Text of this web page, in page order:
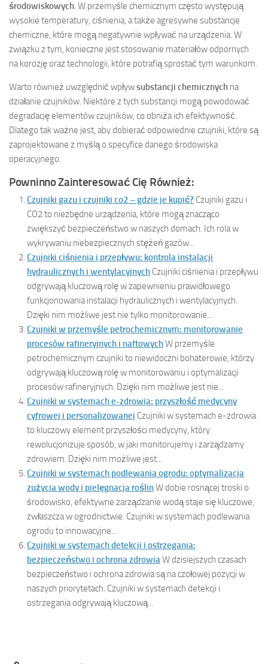
środowiskowych. W przemyśle chemicznym często występują
wysokie temperatury, ciśnienia, a także agresywne substancje
chemiczne, które mogą negatywnie wpływać na urządzenia. W
związku z tym, konieczne jest stosowanie materiałów odpornych
na korozję oraz technologii, które potrafią sprostać tym warunkom.
Warto również uwzględnić wpływsubstancji chemicznych na
działanie czujników. Niektóre z tych substancji mogą powodować
degradację elementów czujników, co obniża ich efektywność.
Dlatego tak ważne jest, aby dobierać odpowiednie czujniki, które są
zaprojektowane z myślą o specyfice danego środowiska
operacyjnego.
Powninno Zainteresować Cię Również:
Czujniki gazu i czujniki co2 – gdzie je kupić? Czujniki gazu i
CO2 to niezbędne urządzenia, które mogą znacząco
zwiększyć bezpieczeństwo w naszych domach. Ich rola w
wykrywaniu niebezpiecznych stężeń gazów...
Czujniki ciśnienia i przepływu: kontrola instalacji
hydraulicznych i wentylacyjnych Czujniki ciśnienia i przepływu
odgrywają kluczową rolę w zapewnieniu prawidłowego
funkcjonowania instalacji hydraulicznych i wentylacyjnych.
Dzięki nim możliwe jest nie tylko monitorowanie...
Czujniki w przemyśle petrochemicznym: monitorowanie
procesów rafineryjnych i naftowychW przemyśle
petrochemicznym czujniki to niewidoczni bohaterowie, którzy
odgrywają kluczową rolę w monitorowaniu i optymalizacji
procesów rafineryjnych. Dzięki nim możliwe jest nie...
Czujniki w systemach e-zdrowia: przyszłość medycyny
cyfrowej i personalizowanej Czujniki w systemach e-zdrowia
to kluczowy element przyszłości medycyny, który
rewolucjonizuje sposób, w jaki monitorujemy i zarządzamy
zdrowiem. Dzięki nim możliwe jest...
Czujniki w systemach podlewania ogrodu: optymalizacja
zużycia wody i pielęgnacja roślinW dobie rosnącej troski o
środowisko, efektywne zarządzanie wodą staje się kluczowe,
zwłaszcza w ogrodnictwie. Czujniki w systemach podlewania
ogrodu to innowacyjne...
Czujniki w systemach detekcji i ostrzegania:
bezpieczeństwo i ochrona zdrowiaW dzisiejszych czasach
bezpieczeństwo i ochrona zdrowia są na czołowej pozycji w
naszych priorytetach. Czujniki w systemach detekcji i
ostrzegania odgrywają kluczową...